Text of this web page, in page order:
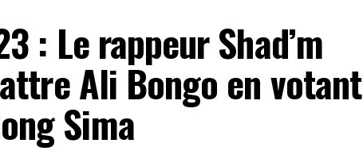
: Le rappeur Shad’m
Ali Bongo en votant
Sima